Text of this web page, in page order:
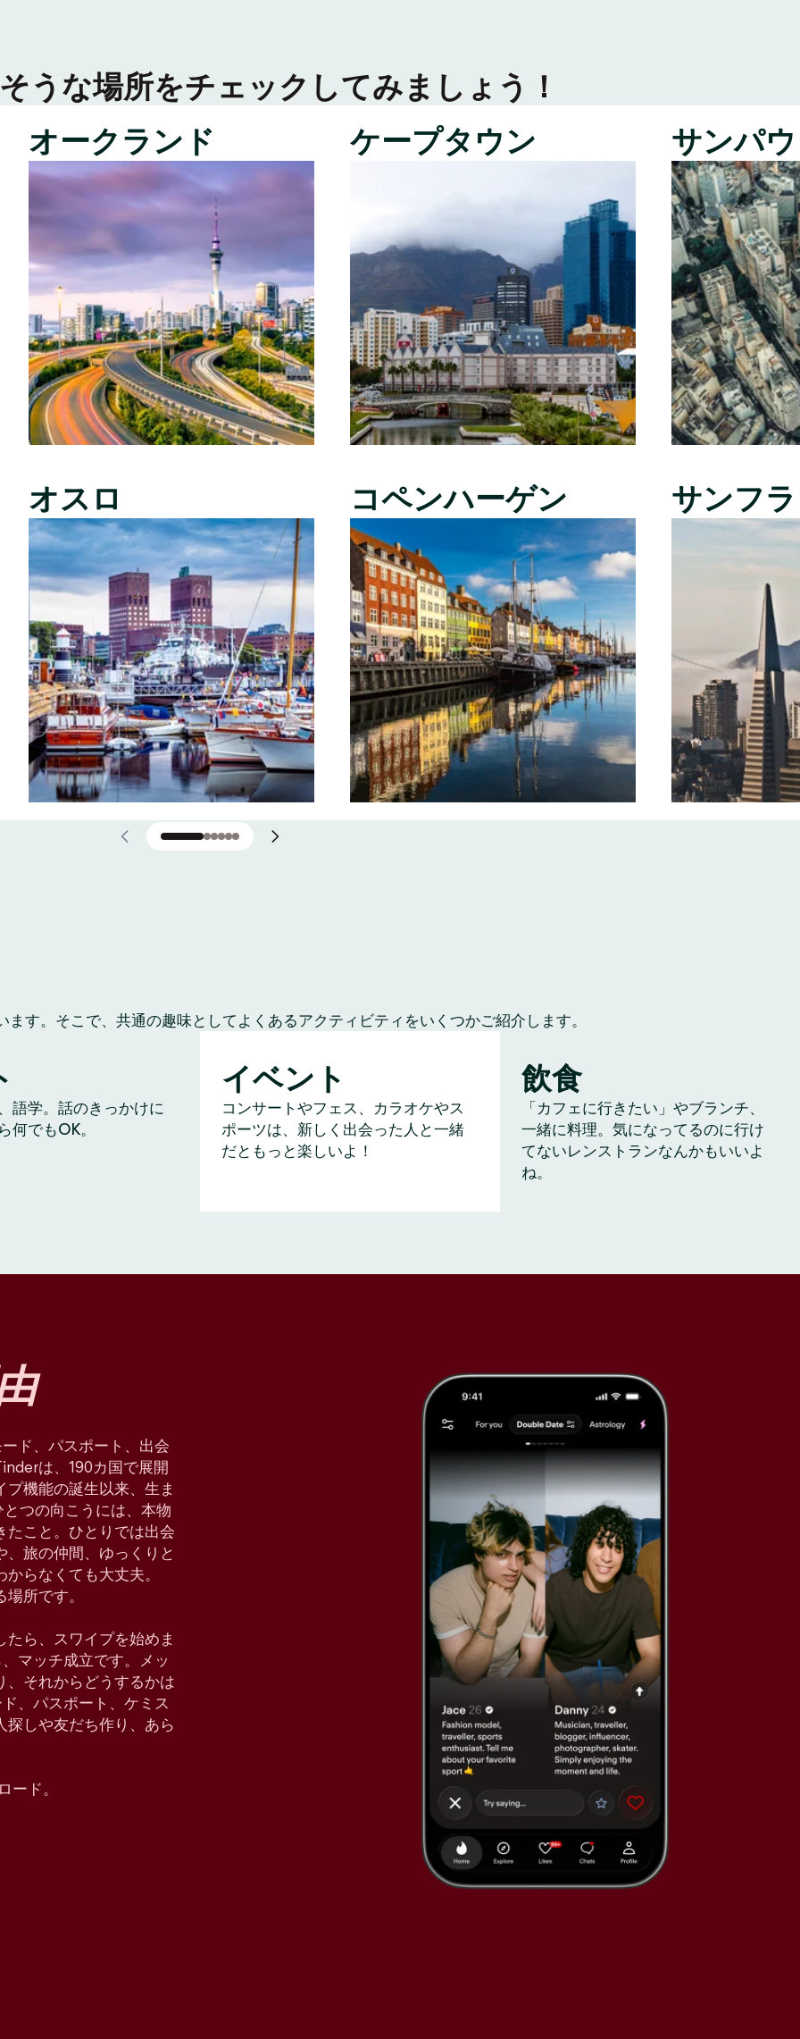
うな場所をチェックしてみましょう！
オークランド
オスロ
ケープタウン
コペンハーゲン
サンパ
サンフ
す。そこで、共通の趣味としてよくあるアクティビティをいくつかご紹介します。
語学。話のきっかけに
何でもOK。
イベント
コンサートやフェス、カラオケやス
ポーツは、新しく出会った人と一緒
だともっと楽しいよ！
飲食
「カフェに行きたい」やブランチ、
一緒に料理。気になってるのに行け
てないレンストランなんかもいいよ
ね。
ド、パスポート、出会
は、190カ国で展開
機能の誕生以来、生ま
つの向こうには、本物
こと。ひとりでは出会
、旅の仲間、ゆっくりと
らなくても大丈夫。
所です。
ら、スワイプを始めま
マッチ成立です。メッ
、それからどうするかは
、パスポート、ケミス
探しや友だち作り、あら
ード。